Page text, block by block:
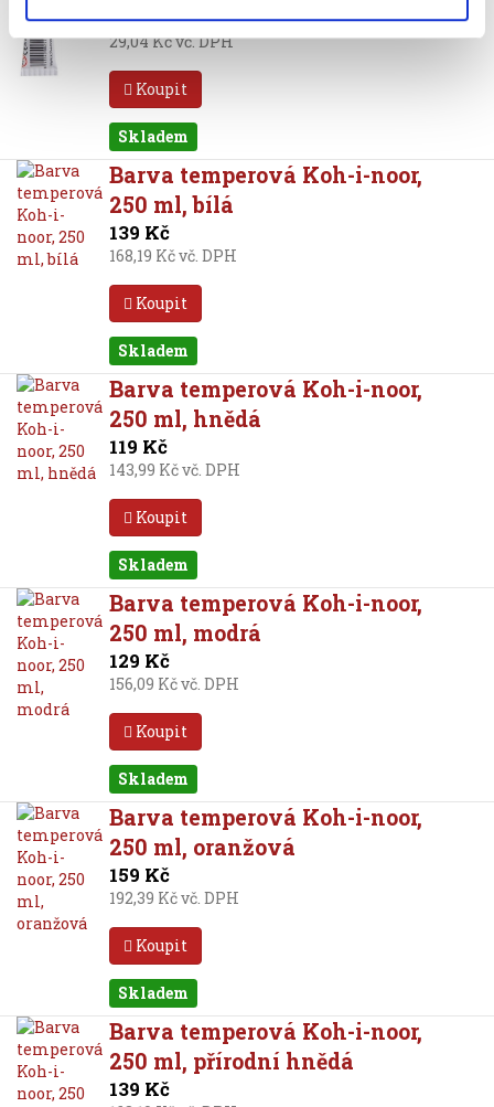
24 Kč
29,04 Kč vč. DPH
Koupit
Skladem
Barva temperová Koh-i-noor,
250 ml, bílá
139 Kč
168,19 Kč vč. DPH
Koupit
Skladem
Barva temperová Koh-i-noor,
250 ml, hnědá
119 Kč
143,99 Kč vč. DPH
Koupit
Skladem
Barva temperová Koh-i-noor,
250 ml, modrá
129 Kč
156,09 Kč vč. DPH
Koupit
Skladem
Barva temperová Koh-i-noor,
250 ml, oranžová
159 Kč
192,39 Kč vč. DPH
Koupit
Skladem
Barva temperová Koh-i-noor,
250 ml, přírodní hnědá
139 Kč